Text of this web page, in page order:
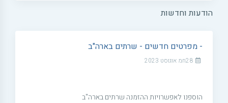
הודעות וחדשות
- מפרטים חדשים - שרתים בארה"ב
28חמ אוגוסט 2023
הוספנו לאפשרויות ההזמנה שרתים בארה"ב